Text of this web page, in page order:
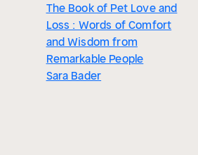
The Book of Pet Love and
Loss : Words of Comfort
and Wisdom from
Remarkable People
Sara Bader